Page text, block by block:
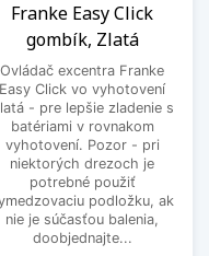
Franke Easy Click
gombík, Zlatá
Ovládač excentra Franke
Easy Click vo vyhotovení
- pre lepšie zladenie s
batériami v rovnakom
vyhotovení. Pozor - pri
niektorých drezoch je
potrebné použiť
podložku, ak
nie je súčasťou balenia,
doobjednajte...